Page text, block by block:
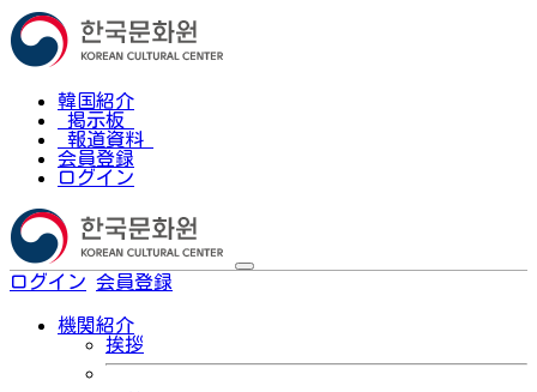
韓国紹介
掲示板
報道資料
会員登録
ログイン
ログイン 会員登録
機関紹介
挨拶